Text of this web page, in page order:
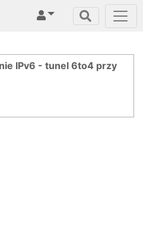
IPv6 - tunel 6to4 przy